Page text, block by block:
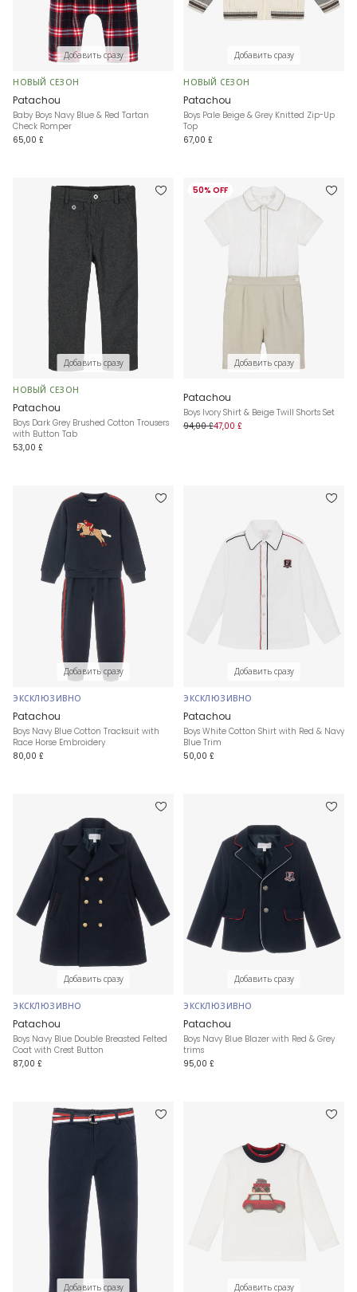
Добавить сразу
НОВЫЙ СЕЗОН
Patachou
Baby Boys Navy Blue & Red Tartan
Check Romper
65,00 £
Добавить сразу
НОВЫЙ СЕЗОН
Patachou
Boys Pale Beige & Grey Knitted Zip-Up
Top
67,00 £
Добавить сразу
НОВЫЙ СЕЗОН
Patachou
Boys Dark Grey Brushed Cotton Trousers
with Button Tab
53,00 £
50% OFF
Добавить сразу
Patachou
Boys Ivory Shirt & Beige Twill Shorts Set
94,00 £47,00 £
Добавить сразу
ЭКСКЛЮЗИВНО
Patachou
Boys Navy Blue Cotton Tracksuit with
Race Horse Embroidery
80,00 £
Добавить сразу
ЭКСКЛЮЗИВНО
Patachou
Boys White Cotton Shirt with Red & Navy
Blue Trim
50,00 £
Добавить сразу
ЭКСКЛЮЗИВНО
Patachou
Boys Navy Blue Double Breasted Felted
Coat with Crest Button
87,00 £
Добавить сразу
ЭКСКЛЮЗИВНО
Patachou
Boys Navy Blue Blazer with Red & Grey
trims
95,00 £
Добавить сразу Добавить сразу